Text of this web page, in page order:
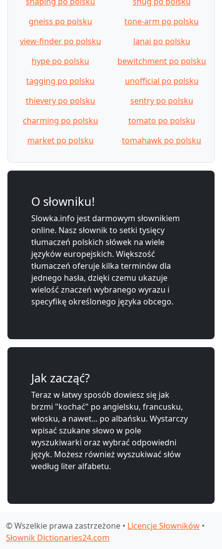
gneiss po polsku
tone-arm po polsku
view-finder po polsku
lanai po polsku
hype po polsku
bewitchment po polsku
tagging po polsku
unofficial po polsku
thievery po polsku
sentry po polsku
charming po polsku
tomato po polsku
market po polsku
tomahawk po polsku
O słowniku!
Slowka.info jest darmowym słownikiem
online. Nasz słownik to setki tysięcy
tłumaczeń polskich słówek na wiele
języków europejskich. Większość
tłumaczeń oferuje kilka terminów dla
jednego hasła, dzięki czemu ukazuje
wielość znaczeń wybranego wyrazu i
specyfikę określonego języka obcego.
Jak zacząć?
Teraz w łatwy sposób dowiesz się jak
brzmi "kochać" po angielsku, francusku,
włosku, a nawet... po albańsku. Wystarczy
wpisać szukane słowo w pole
wyszukiwarki oraz wybrać odpowiedni
język. Możesz również wyszukiwać słów
według liter alfabetu.
© Wszelkie prawa zastrzeżone • Licencje Słowników •
Słownik Dictionaries24.com